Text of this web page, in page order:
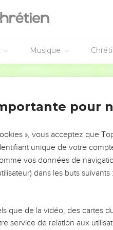
Musique
entre eux : « Voilà l’héritier
t-il envers ces vignerons ?
puis il confiera le soin
: La pierre rejetée par les
Seigneur qui l’a voulu ainsi
vous sera enlevé et sera
nuque, et si elle tombe sur
et les *pharisiens
des réactions de la foule,
pour
», vous acceptez que
unique de votre
vos données de
dans les buts suivants :
que de la vidéo, des cartes
service de relation aux